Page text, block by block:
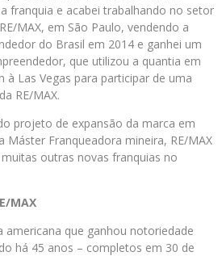
franquia e acabei trabalhando no setor
MAX, em São Paulo, vendendo a
do Brasil em 2014 e ganhei um
que utilizou a quantia em
à Las Vegas para participar de uma
RE/MAX.
projeto de expansão da marca em
Máster Franqueadora mineira, RE/MAX
outras novas franquias no
MAX
americana que ganhou notoriedade
há 45 anos – completos em 30 de